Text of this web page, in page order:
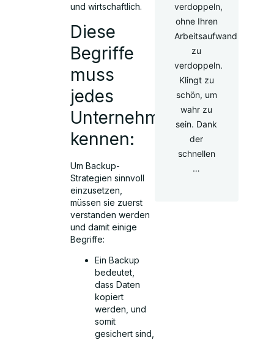
und wirtschaftlich.
Diese
Begriffe
muss
jedes
Unternehmen
kennen:
Um Backup-
Strategien sinnvoll
einzusetzen,
müssen sie zuerst
verstanden werden
und damit einige
Begriffe:
Ein Backup
bedeutet,
dass Daten
kopiert
werden, und
somit
gesichert sind,
verdoppeln,
ohne Ihren
Arbeitsaufwand
zu
verdoppeln.
Klingt zu
schön, um
wahr zu
sein. Dank
der
schnellen
…